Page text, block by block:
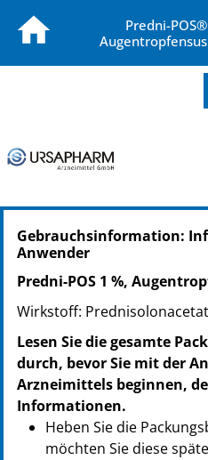
Predni-
PZN: 00165209
PPN: 110016520932
NTIN: 04150001652091
Gebrauchsinformation:
Anwender
Predni-POS 1 %,
Wirkstoff:
Lesen Sie die gesamte
durch, bevor Sie mit der
Arzneimittels beginnen,
Informationen.
Heben Sie die
möchten Sie diese